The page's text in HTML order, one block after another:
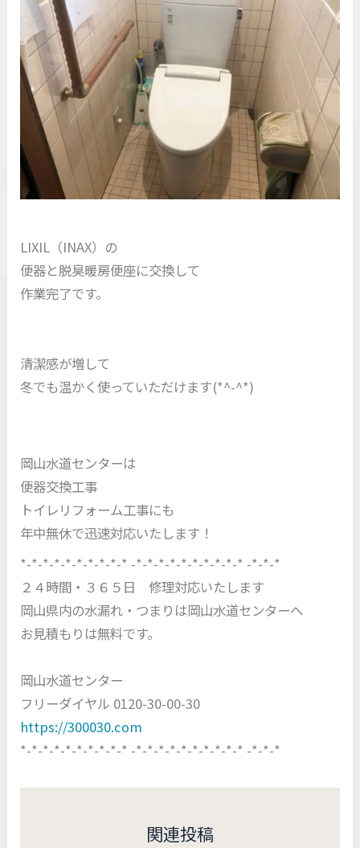
LIXIL（INAX）の
便器と脱臭暖房便座に交換して
作業完了です。
清潔感が増して
冬でも温かく使っていただけます(*^-^*)
岡山水道センターは
便器交換工事
トイレリフォーム工事にも
年中無休で迅速対応いたします！
*-*-*-*-*-*-*-*-*-* -*-*-*-*-*-*-*-*-*-* -*-*-*
２４時間・３６５日 修理対応いたします
岡山県内の水漏れ・つまりは岡山水道センターへ
お見積もりは無料です。
岡山水道センター
フリーダイヤル 0120-30-00-30
https://300030.com
*-*-*-*-*-*-*-*-*-* -*-*-*-*-*-*-*-*-*-* -*-*-*
関連投稿